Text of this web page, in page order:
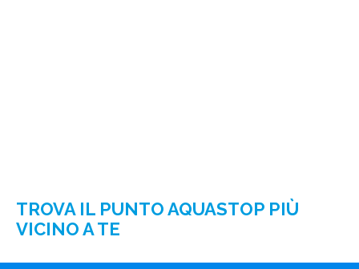
TROVA IL PUNTO AQUASTOP PIÙ
VICINO A TE